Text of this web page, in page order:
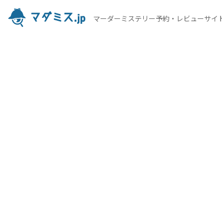
マーダーミステリー予約・レビューサイ